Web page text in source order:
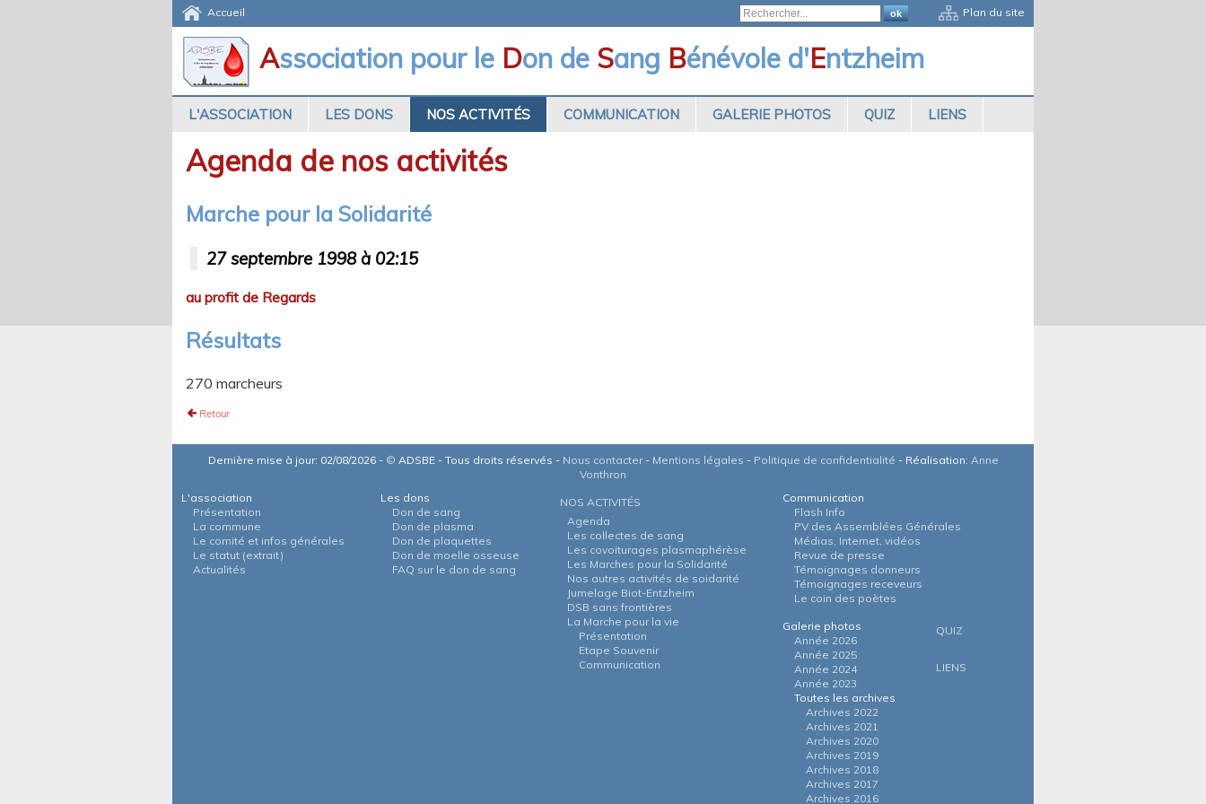
Accueil Plan du site
Association pour le Don de Sang Bénévole d'Entzheim
L'ASSOCIATION LES DONS NOS ACTIVITÉS COMMUNICATION GALERIE PHOTOS QUIZ LIENS
Agenda de nos activités
Marche pour la Solidarité
27 septembre 1998 à 02:15
au profit de Regards
Résultats
270 marcheurs
Retour
Dernière mise à jour: 02/08/2026 - © ADSBE - Tous droits réservés - Nous contacter- Mentions légales - Politique de confidentialité - Réalisation: Anne
Vonthron
L'association
Présentation
La commune
Le comité et infos générales
Le statut (extrait)
Actualités
Les dons
Don de sang
Don de plasma
Don de plaquettes
Don de moelle osseuse
FAQ sur le don de sang
NOS ACTIVITÉS
Agenda
Les collectes de sang
Les covoiturages plasmaphérèse
Les Marches pour la Solidarité
Nos autres activités de soidarité
Jumelage Biot-Entzheim
DSB sans frontières
La Marche pour la vie
Présentation
Etape Souvenir
Communication
Communication
Flash Info
PV des Assemblées Générales
Médias, Internet, vidéos
Revue de presse
Témoignages donneurs
Témoignages receveurs
Le coin des poètes
Galerie photos
Année 2026
Année 2025
Année 2024
Année 2023
Toutes les archives
Archives 2022
Archives 2021
Archives 2020
Archives 2019
Archives 2018
Archives 2017
Archives 2016
QUIZ
LIENS